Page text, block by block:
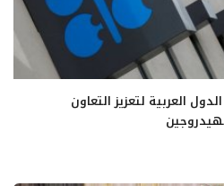
العربية لتعزيز التعاون